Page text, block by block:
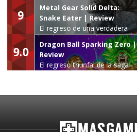
9
Metal Gear Solid Delta:
Snake Eater | Review
El regreso de una verdadera
leyenda
9.0
Dragon Ball Sparking Zero |
Review
El regreso triunfal de la saga